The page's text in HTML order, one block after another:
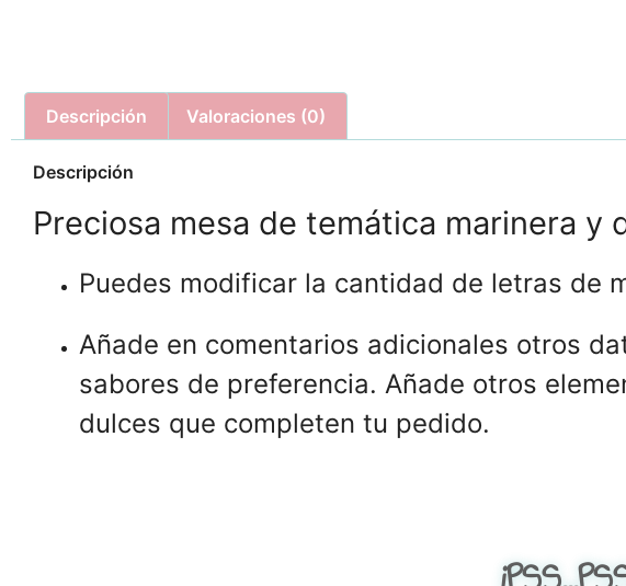
Descripción Valoraciones (0)
Descripción
Preciosa mesa de temática marinera
Puedes modificar la cantidad de letras de
Añade en comentarios adicionales otros
sabores de preferencia. Añade otros
dulces que completen tu pedido.